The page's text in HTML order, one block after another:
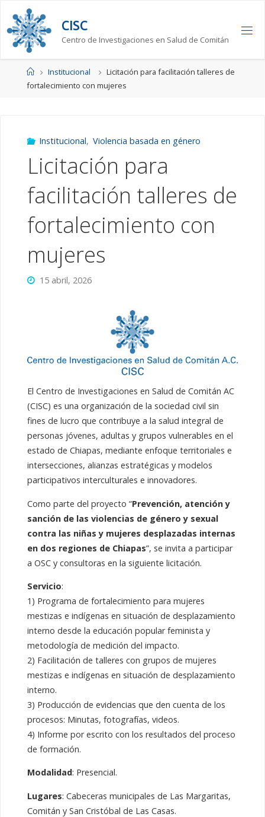
contenido
CISC
Centro de Investigaciones en Salud de Comitán
Página
de
Institucional
Licitación para facilitación talleres de
fortalecimiento con mujeres
Institucional, Violencia basada en género
Licitación para
facilitación talleres de
fortalecimiento con
mujeres
15 abril, 2026
El Centro de Investigaciones en Salud de Comitán AC
(CISC) es una organización de la sociedad civil sin
fines de lucro que contribuye a la salud integral de
personas jóvenes, adultas y grupos vulnerables en el
estado de Chiapas, mediante enfoque territoriales e
intersecciones, alianzas estratégicas y modelos
participativos interculturales e innovadores.
Como parte del proyecto “Prevención, atención y
sanción de las violencias de género y sexual
contra las niñas y mujeres desplazadas internas
en dos regiones de Chiapas”, se invita a participar
a OSC y consultoras en la siguiente licitación.
Servicio:
1) Programa de fortalecimiento para mujeres
mestizas e indígenas en situación de desplazamiento
interno desde la educación popular feminista y
metodología de medición del impacto.
2) Facilitación de talleres con grupos de mujeres
mestizas e indígenas en situación de desplazamiento
interno.
3) Producción de evidencias que den cuenta de los
procesos: Minutas, fotografías, videos.
4) Informe por escrito con los resultados del proceso
de formación.
Modalidad: Presencial.
Lugares: Cabeceras municipales de Las Margaritas,
Comitán y San Cristóbal de Las Casas.